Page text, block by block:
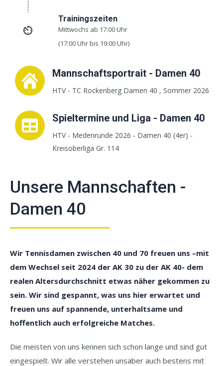
Trainingszeiten
Mittwochs ab 17:00 Uhr
(17:00 Uhr bis 19:00 Uhr)
Mannschaftsportrait - Damen 40
HTV - TC Rockenberg Damen 40 , Sommer 2026
Spieltermine und Liga - Damen 40
HTV - Medenrunde 2026 - Damen 40 (4er) -
Kreisoberliga Gr. 114
Unsere Mannschaften -
Damen 40
Wir Tennisdamen zwischen 40 und 70 freuen uns –mit
dem Wechsel seit 2024 der AK 30 zu der AK 40- dem
realen Altersdurchschnitt etwas näher gekommen zu
sein. Wir sind gespannt, was uns hier erwartet und
freuen uns auf spannende, unterhaltsame und
hoffentlich auch erfolgreiche Matches.
Die meisten von uns kennen sich schon lange und sind gut
eingespielt. Wir alle verstehen unsaber auch bestens mit